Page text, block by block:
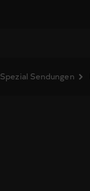
Spezial Sendungen